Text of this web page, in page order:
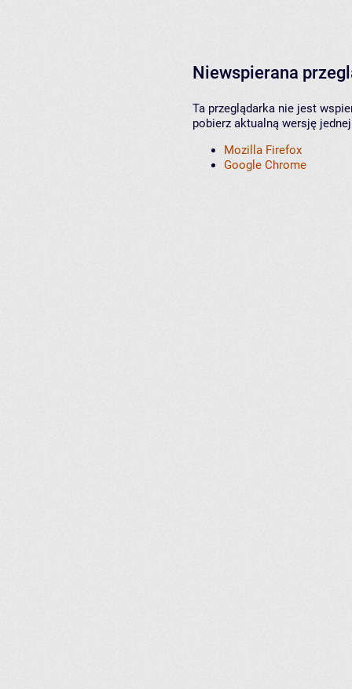
Niewspierana
Ta przeglądarka nie jest
pobierz aktualną wersję
Mozilla Firefox
Google Chrome